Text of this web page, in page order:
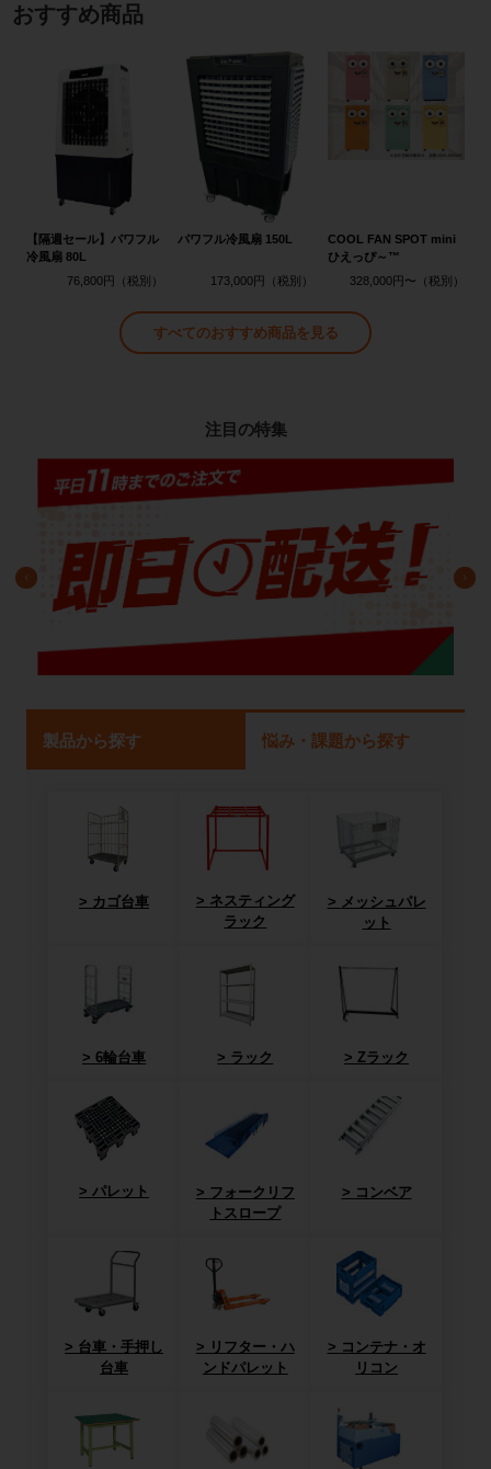
おすすめ商品
【隔週セール】パワフル
冷風扇 80L
76,800円
パワフル冷風扇 150L
173,000円
COOL FAN SPOT mini
ひえっぴ～™
328,000円〜
すべてのおすすめ商品を見る
注目の特集
製品から探す 悩み・課題から探す
カゴ台車
ネスティング
ラック
メッシュパレ
ット
6輪台車 ラック Zラック
パレット
フォークリフ
トスロープ
コンベア
台車・手押し
台車
リフター・ハ
ンドパレット
コンテナ・オ
リコン